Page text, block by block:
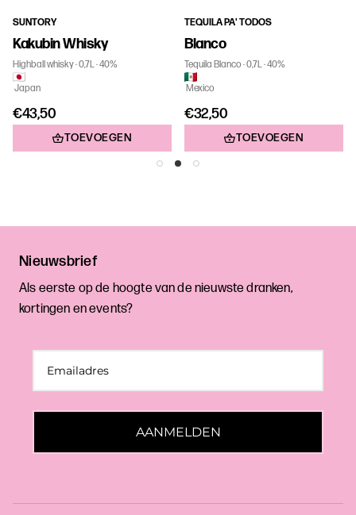
SUNTORY
Kakubin Whisky
Highball whisky 0,7L 40%
Japan
€43,50
TOEVOEGEN
TEQUILA PA' TODOS
Blanco
Tequila Blanco 0,7L 40%
Mexico
€32,50
TOEVOEGEN
Nieuwsbrief
Als eerste op de hoogte van de nieuwste dranken,
kortingen en events?
AANMELDEN